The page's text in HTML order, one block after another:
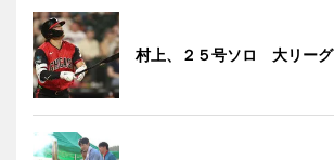
村上、２５号ソロ 大リーグ